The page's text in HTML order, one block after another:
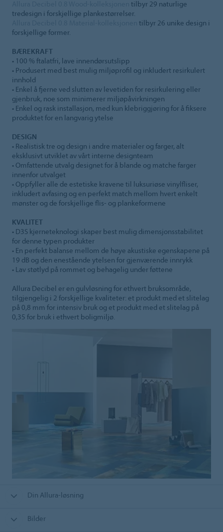
tilbyr 29 naturlige
tredesign i forskjellige plankestørrelser.
tilbyr 26 unike design i
forskjellige former.
BÆREKRAFT
• 100 % ftalatfri, lave innendørsutslipp
• Produsert med best mulig miljøprofil og inkludert resirkulert
innhold
• Enkel å fjerne ved slutten av levetiden for resirkulering eller
gjenbruk, noe som minimerer miljøpåvirkningen
• Enkel og rask installasjon, med kun klebriggjøring for å fiksere
produktet for en langvarig ytelse
DESIGN
• Realistisk tre og design i andre materialer og farger, alt
eksklusivt utviklet av vårt interne designteam
• Omfattende utvalg designet for å blande og matche farger
innenfor utvalget
• Oppfyller alle de estetiske kravene til luksuriøse vinylfliser,
inkludert avfasing og en perfekt match mellom hvert enkelt
mønster og de forskjellige flis- og plankeformene
KVALITET
• D3S kjerneteknologi skaper best mulig dimensjonsstabilitet
for denne typen produkter
• En perfekt balanse mellom de høye akustiske egenskapene på
19 dB og den enestående ytelsen for gjenværende innrykk
• Lav støtlyd på rommet og behagelig under føttene
Allura Decibel er en gulvløsning for ethvert bruksområde,
tilgjengelig i 2 forskjellige kvaliteter: et produkt med et slitelag
på 0,8 mm for intensiv bruk og et produkt med et slitelag på
0,35 for bruk i ethvert boligmiljø.
Din Allura-løsning
Bilder